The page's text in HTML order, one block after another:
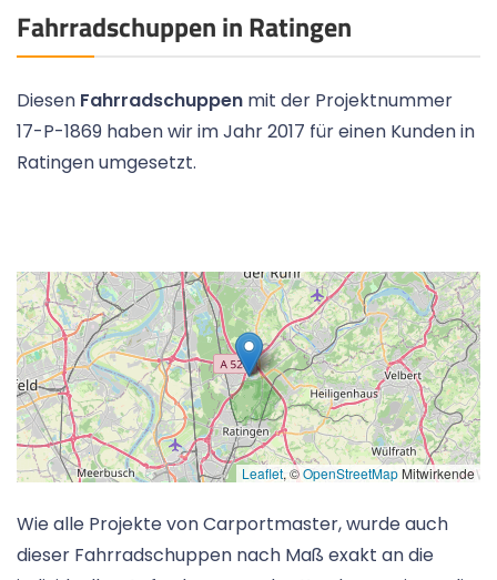
Fahrradschuppen in Ratingen
Diesen Fahrradschuppen mit der Projektnummer
17-P-1869 haben wir im Jahr 2017 für einen Kunden in
Ratingen umgesetzt.
Leaflet, ©OpenStreetMapMitwirkende
Wie alle Projekte von Carportmaster, wurde auch
dieser Fahrradschuppen nach Maß exakt an die